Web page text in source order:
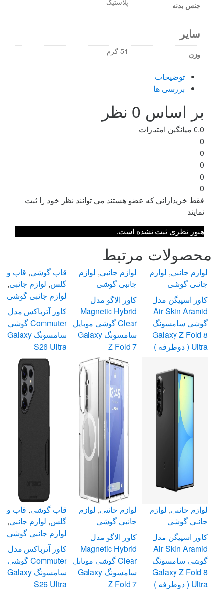
جنس بدنه
سایر
وزن 51 گرم
توضیحات
بررسی ها
بر اساس 0 نظر
0.0 میانگین امتیازات
0
0
0
0
0
فقط خریدارانی که عضو هستند می توانند نظر خود را ثبت
نمایند
هنوز نظری ثبت نشده است.
محصولات مرتبط
قاب گوشی, قاب و
گلس, لوازم جانبی,
لوازم جانبی گوشی
کاور آترباکس مدل
Commuter گوشی
سامسونگ Galaxy
S26 Ultra
قاب گوشی, قاب و
گلس, لوازم جانبی,
لوازم جانبی گوشی
کاور آترباکس مدل
Commuter گوشی
سامسونگ Galaxy
S26 Ultra
لوازم جانبی, لوازم
جانبی گوشی
کاور الاگو مدل
Magnetic Hybrid
Clear گوشی موبایل
سامسونگ Galaxy
Z Fold 7
لوازم جانبی, لوازم
جانبی گوشی
کاور الاگو مدل
Magnetic Hybrid
Clear گوشی موبایل
سامسونگ Galaxy
Z Fold 7
لوازم جانبی, لوازم
جانبی گوشی
کاور اسپیگن مدل
Air Skin Aramid
گوشی سامسونگ
Galaxy Z Fold 8
Ultra ( دوطرفه )
لوازم جانبی, لوازم
جانبی گوشی
کاور اسپیگن مدل
Air Skin Aramid
گوشی سامسونگ
Galaxy Z Fold 8
Ultra ( دوطرفه )